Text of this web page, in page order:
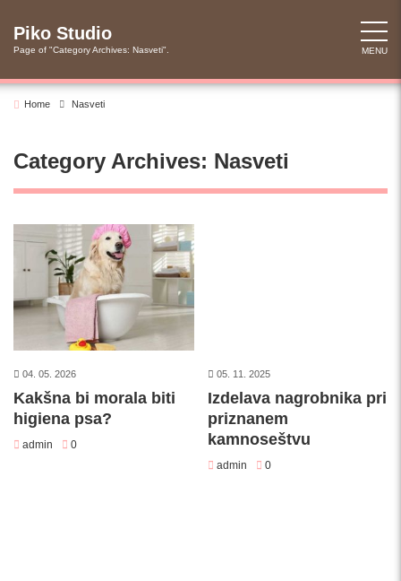
content
Piko Studio
Page of "Category Archives: Nasveti". MENU
Home Nasveti
Category Archives: Nasveti
04. 05. 2026
Kakšna bi morala biti
higiena psa?
admin 0
05. 11. 2025
Izdelava nagrobnika pri
priznanem
kamnoseštvu
admin 0